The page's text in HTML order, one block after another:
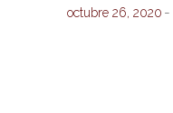
octubre 26, 2020